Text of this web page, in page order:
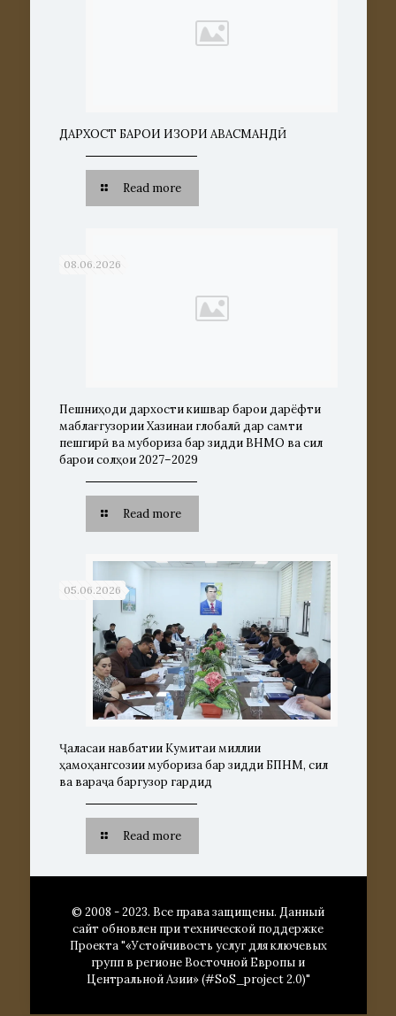
ДАРХОСТ БАРОИ ИЗҲОРИ ҲАВАСМАНДӢ
Read more
08.06.2026
Пешниҳоди дархости кишвар барои дарёфти
маблағгузории Хазинаи глобалӣ дар самти
пешгирӣ ва мубориза бар зидди ВНМО ва сил
барои солҳои 2027–2029
Read more
05.06.2026
Ҷаласаи навбатии Кумитаи миллии
ҳамоҳангсозии мубориза бар зидди БПНМ, сил
ва вараҷа баргузор гардид
Read more
© 2008 - 2023. Все права защищены. Данный
сайт обновлен при технической поддержке
Проекта "«Устойчивость услуг для ключевых
групп в регионе Восточной Европы и
Центральной Азии» (#SoS_project 2.0)"